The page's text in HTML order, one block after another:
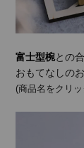
富士型椀との
おもてなしの
(商品名をクリ